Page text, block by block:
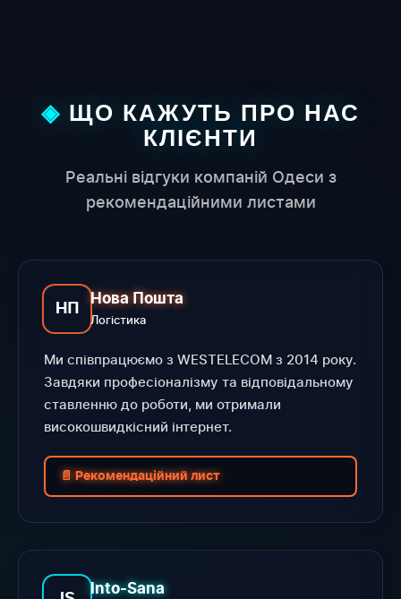
ЩО КАЖУТЬ ПРО НАС
КЛІЄНТИ
Реальні відгуки компаній Одеси з
рекомендаційними листами
НП
Нова Пошта
Логістика
Ми співпрацюємо з WESTELECOM з 2014 року.
Завдяки професіоналізму та відповідальному
ставленню до роботи, ми отримали
високошвидкісний інтернет.
📄 Рекомендаційний лист
Into-Sana